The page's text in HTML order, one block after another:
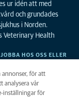
ur idén att med
och grundades
i Norden.
Veterinary Health
HOS OSS ELLER
annonser, för att
analysera vår
inställningar för